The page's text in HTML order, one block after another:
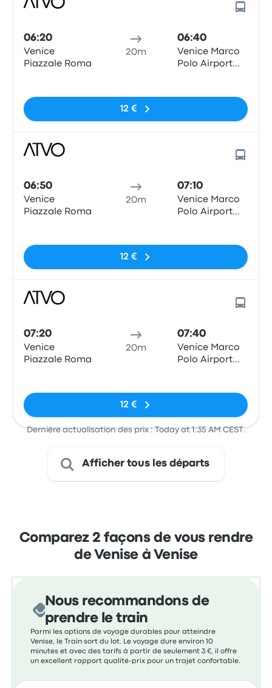
06:20
Venice
Piazzale Roma
20m
06:40
Venice Marco
Polo Airport
12 €
06:50
Venice
Piazzale Roma
20m
07:10
Venice Marco
Polo Airport
12 €
07:20
Venice
Piazzale Roma
20m
07:40
Venice Marco
Polo Airport
12 €
Dernière actualisation des prix : Today at 1:35 AM CEST.
Afficher tous les départs
Comparez 2 façons de vous rendre
de Venise à Venise
Nous recommandons de
prendre le train
Parmi les options de voyage durables pour atteindre
Venise, le Train sort du lot. Le voyage dure environ 10
minutes et avec des tarifs à partir de seulement 3 €, il offre
un excellent rapport qualité-prix pour un trajet confortable.